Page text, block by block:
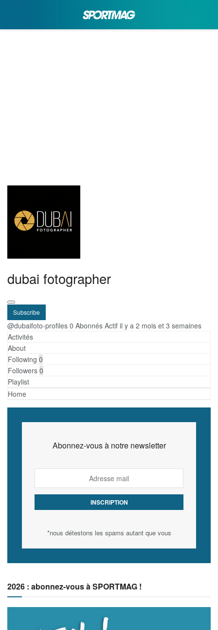
dubai fotographer
Subscribe
@dubaifoto-profiles 0 Abonnés Actif il y a 2 mois et 3 semaines
Activités
About
Following 0
Followers 0
Playlist
Home
Abonnez-vous à notre newsletter
*nous détestons les spams autant que vous
2026 : abonnez-vous à SPORTMAG !